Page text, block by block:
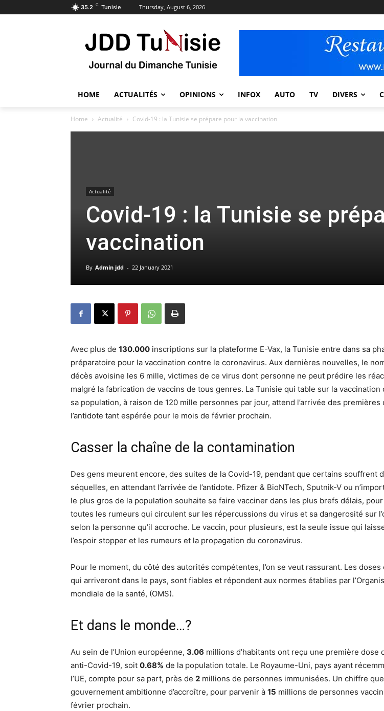
35.2 C Tunisie Thursday, August 6, 2026
HOME ACTUALITÉS OPINIONS INFOX AUTO TV DIVERS
Home Actualité Covid-19 : la Tunisie se prépare pour la vaccination
Actualité
Covid-19 : la Tunisie se
vaccination
By Admin jdd - 22 January 2021
Avec plus de 130.000 inscriptions sur la plateforme E-Vax, la Tunisie entre dans sa
préparatoire pour la vaccination contre le coronavirus. Aux dernières nouvelles, le
décès avoisine les 6 mille, victimes de ce virus dont personne ne peut prédire les
malgré la fabrication de vaccins de tous genres. La Tunisie qui table sur la vaccination
sa population, à raison de 120 mille personnes par jour, attend l’arrivée des premières
l’antidote tant espérée pour le mois de février prochain.
Casser la chaîne de la contamination
Des gens meurent encore, des suites de la Covid-19, pendant que certains souffrent
séquelles, en attendant l’arrivée de l’antidote. Pfizer & BioNTech, Sputnik-V ou
le plus gros de la population souhaite se faire vacciner dans les plus brefs délais,
toutes les rumeurs qui circulent sur les répercussions du virus et sa dangerosité sur
selon la personne qu’il accroche. Le vaccin, pour plusieurs, est la seule issue qui
l’espoir stopper et les rumeurs et la propagation du coronavirus.
Pour le moment, du côté des autorités compétentes, l’on se veut rassurant. Les doses
qui arriveront dans le pays, sont fiables et répondent aux normes établies par
mondiale de la santé, (OMS).
Et dans le monde…?
Au sein de l’Union européenne, 3.06 millions d’habitants ont reçu une première dose
anti-Covid-19, soit 0.68% de la population totale. Le Royaume-Uni, pays ayant
l’UE, compte pour sa part, près de 2 millions de personnes immunisées. Un chiffre
gouvernement ambitionne d’accroître, pour parvenir à 15 millions de personnes
février prochain.